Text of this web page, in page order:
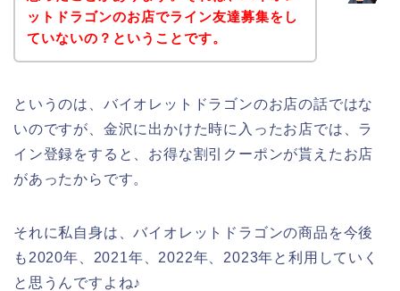
ットドラゴンのお店でライン友達募集をし
ていないの？ということです。
というのは、バイオレットドラゴンのお店の話ではな
いのですが、金沢に出かけた時に入ったお店では、ラ
イン登録をすると、お得な割引クーポンが貰えたお店
があったからです。
それに私自身は、バイオレットドラゴンの商品を今後
も2020年、2021年、2022年、2023年と利用していく
と思うんですよね♪